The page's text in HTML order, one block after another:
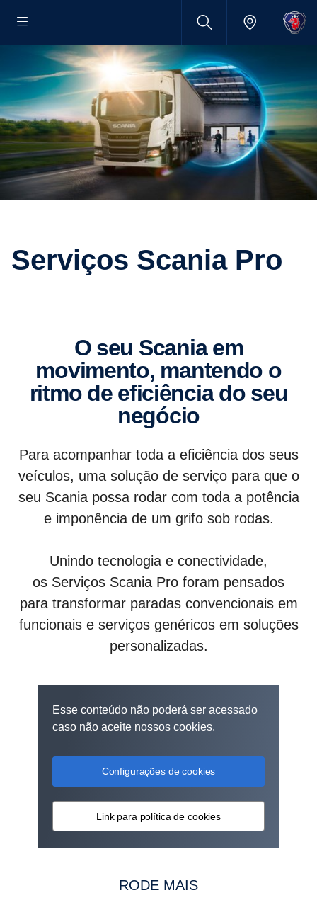
Serviços Scania Pro
O seu Scania em
movimento, mantendo o
ritmo de eficiência do seu
negócio
Para acompanhar toda a eficiência dos seus
veículos, uma solução de serviço para que o
seu Scania possa rodar com toda a potência
e imponência de um grifo sob rodas.​
Unindo tecnologia e conectividade,
os Serviços Scania Pro foram pensados
para transformar paradas convencionais em
funcionais e serviços genéricos em soluções
personalizadas.
Esse conteúdo não poderá ser acessado
caso não aceite nossos cookies.
Configurações de cookies
Link para política de cookies
RODE MAIS